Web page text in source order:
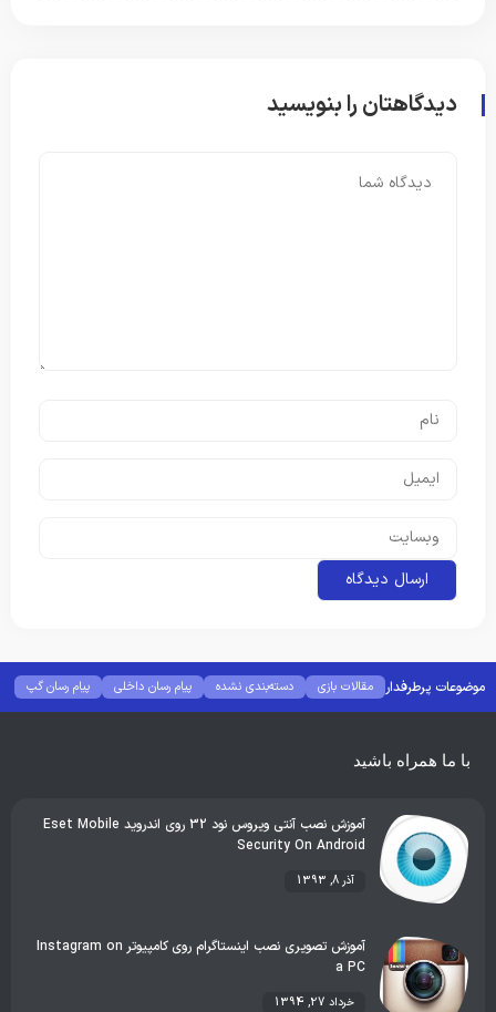
دیدگاهتان را بنویسید
موضوعات پرطرفدار مقالات بازی دسته‌بندی نشده پیام رسان داخلی
پیام رسان گپ
بهترین گجت ها
هوش مصنوعی رفع خطا و ارور
با ما همراه باشید
آموزش نصب آنتی ویروس نود 32 روی اندروید Eset Mobile
Security On Android
آذر 8, 1393
آموزش تصویری نصب اینستاگرام روی کامپیوتر Instagram on
a PC
خرداد 27, 1394